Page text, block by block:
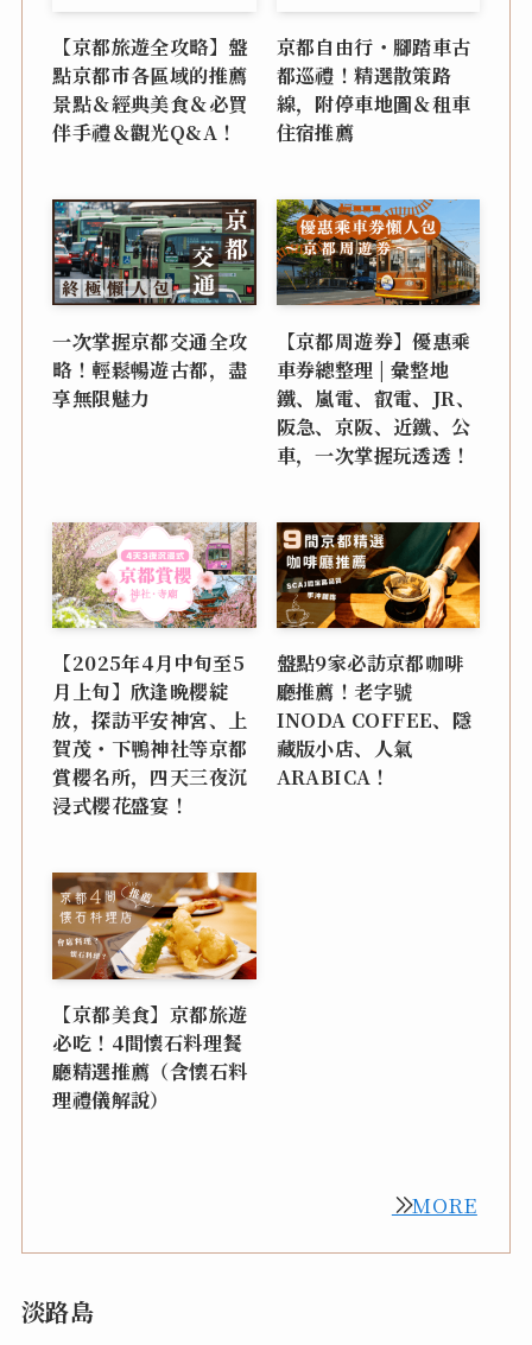
【京都旅遊全攻略】盤
點京都市各區域的推薦
景點＆經典美食＆必買
伴手禮＆觀光Q&A！
京都自由行・腳踏車古
都巡禮！精選散策路
線，附停車地圖＆租車
住宿推薦
一次掌握京都交通全攻
略！輕鬆暢遊古都，盡
享無限魅力
【京都周遊券】優惠乘
車券總整理 | 彙整地
鐵、嵐電、叡電、JR、
阪急、京阪、近鐵、公
車，一次掌握玩透透！
【2025年4月中旬至5
月上旬】欣逢晩櫻綻
放，探訪平安神宮、上
賀茂・下鴨神社等京都
賞櫻名所，四天三夜沉
浸式櫻花盛宴！
盤點9家必訪京都咖啡
廳推薦！老字號
INODA COFFEE、隱
藏版小店、人氣
ARABICA！
【京都美食】京都旅遊
必吃！4間懷石料理餐
廳精選推薦（含懷石料
理禮儀解說）
MORE
淡路島